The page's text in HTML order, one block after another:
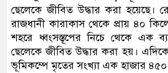
ছেলেকে জীবিত উদ্ধার করা হয়েছে।
রাজধানী কারাকাস থেকে প্রায় ৪০
শহরে ধ্বংসস্তূপের নিচে থেকে এক
ছেলেকে জীবিত উদ্ধার করা হয়।
ভূমিকম্পে মৃতের সংখ্যা এক হাজার ৪৫০